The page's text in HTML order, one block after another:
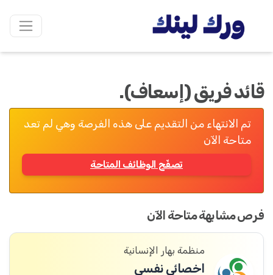
قائد فريق (إسعاف).
تم الانتهاء من التقديم على هذه الفرصة وهي لم تعد
متاحة الآن
تصفّح الوظائف المتاحة
فرص مشابهة متاحة الآن
منظمة بهار الإنسانية
اخصائي نفسي